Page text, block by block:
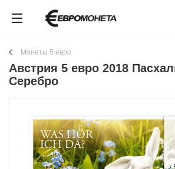
Монеты 5 евро
Австрия 5 евро 2018
Серебро